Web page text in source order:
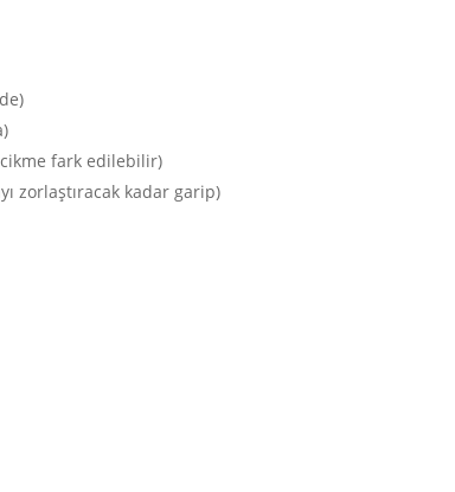
fark edilebilir)
zorlaştıracak kadar garip)